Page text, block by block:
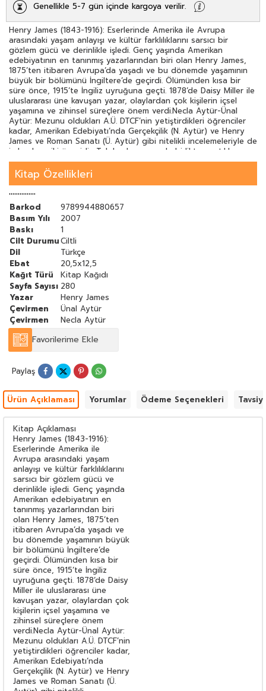
Genellikle 5-7 gün içinde kargoya verilir.
Henry James (1843-1916): Eserlerinde Amerika ile Avrupa
arasındaki yaşam anlayışı ve kültür farklılıklarını sarsıcı bir
gözlem gücü ve derinlikle işledi. Genç yaşında Amerikan
edebiyatının en tanınmış yazarlarından biri olan Henry James,
1875’ten itibaren Avrupa’da yaşadı ve bu dönemde yaşamının
büyük bir bölümünü İngiltere’de geçirdi. Ölümünden kısa bir
süre önce, 1915’te İngiliz uyruğuna geçti. 1878’de Daisy Miller ile
uluslararası üne kavuşan yazar, olaylardan çok kişilerin içsel
yaşamına ve zihinsel süreçlere önem verdi.Necla Aytür-Ünal
Aytür: Mezunu oldukları A.Ü. DTCF’nin yetiştirdikleri öğrenciler
kadar, Amerikan Edebiyatı’nda Gerçekçilik (N. Aytür) ve Henry
James ve Roman Sanatı (Ü. Aytür) gibi nitelikli incelemeleriyle de
iz bırakmış iki üyesidir. Tek başlarına ya da birlikte yaptıkları
çeviriler ise, Henry James’ten Kate Chopin’e, William
Faulkner’den E.M. Forster’a, Amerikan ve İngiliz edebiyatının
“büyük üslupçuları”ndandır.
Kitap Özellikleri
'''''''''''''''
Barkod
9789944880657
Basım Yılı
2007
Baskı
1
Cilt DurumuCiltli
Dil
Türkçe
Ebat
20,5x12,5
Kağıt Türü
Kitap Kağıdı
Sayfa Sayısı 280
Yazar
Henry James
Çevirmen
Ünal Aytür
Çevirmen
Necla Aytür
Favorilerime Ekle
Paylaş
Ürün Açıklaması Yorumlar Ödeme Seçenekleri
Kitap Açıklaması
Henry James (1843-1916):
Eserlerinde Amerika ile
Avrupa arasındaki yaşam
anlayışı ve kültür farklılıklarını
sarsıcı bir gözlem gücü ve
derinlikle işledi. Genç yaşında
Amerikan edebiyatının en
tanınmış yazarlarından biri
olan Henry James, 1875’ten
itibaren Avrupa’da yaşadı ve
bu dönemde yaşamının büyük
bir bölümünü İngiltere’de
geçirdi. Ölümünden kısa bir
süre önce, 1915’te İngiliz
uyruğuna geçti. 1878’de Daisy
Miller ile uluslararası üne
kavuşan yazar, olaylardan çok
kişilerin içsel yaşamına ve
zihinsel süreçlere önem
verdi.Necla Aytür-Ünal Aytür:
Mezunu oldukları A.Ü. DTCF’nin
yetiştirdikleri öğrenciler kadar,
Amerikan Edebiyatı’nda
Gerçekçilik (N. Aytür) ve Henry
James ve Roman Sanatı (Ü.